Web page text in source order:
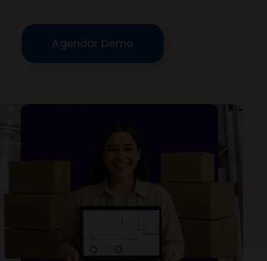
Agendar Demo